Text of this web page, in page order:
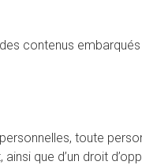
contenus
toute
que d’un droit